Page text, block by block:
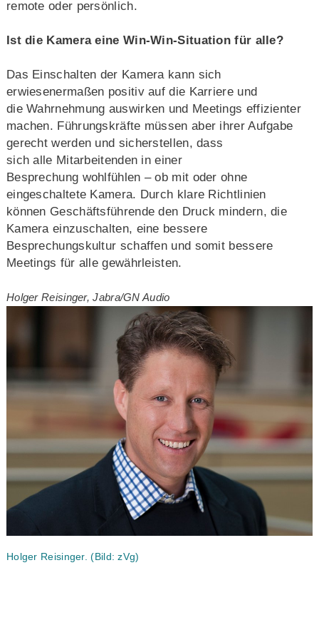
remote oder persönlich.
Ist die Kamera eine Win-Win-Situation für alle?
Das Einschalten der Kamera kann sich
erwiesenermaßen positiv auf die Karriere und
die Wahrnehmung auswirken und Meetings effizienter
machen. Führungskräfte müssen aber ihrer Aufgabe
gerecht werden und sicherstellen, dass
sich alle Mitarbeitenden in einer
Besprechung wohlfühlen – ob mit oder ohne
eingeschaltete Kamera. Durch klare Richtlinien
können Geschäftsführende den Druck mindern, die
Kamera einzuschalten, eine bessere
Besprechungskultur schaffen und somit bessere
Meetings für alle gewährleisten.
Holger Reisinger, Jabra/GN Audio
Holger Reisinger. (Bild: zVg)